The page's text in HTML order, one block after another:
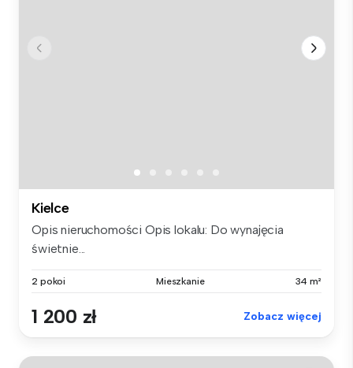
Kielce
Opis nieruchomości Opis lokalu: Do wynajęcia
świetnie...
2 pokoi Mieszkanie 34 m²
1 200 zł Zobacz więcej